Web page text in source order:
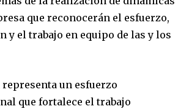
que reconocerán el esfuerzo,
y el trabajo en equipo de las y los
un esfuerzo
que fortalece el trabajo